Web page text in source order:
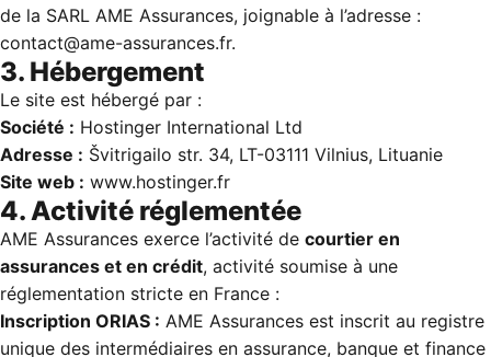
Comparer maintenant
4.9/5 Google
⛵
Bateaux
de la SARL AME Assurances, joignable à l’adresse :
contact@ame-assurances.fr.
3. Hébergement
Le site est hébergé par :
Société : Hostinger International Ltd
Adresse : Švitrigailo str. 34, LT-03111 Vilnius, Lituanie
Site web : www.hostinger.fr
4. Activité réglementée
AME Assurances exerce l’activité de courtier en
assurances et en crédit, activité soumise à une
réglementation stricte en France :
Inscription ORIAS : AME Assurances est inscrit au registre
unique des intermédiaires en assurance, banque et finance